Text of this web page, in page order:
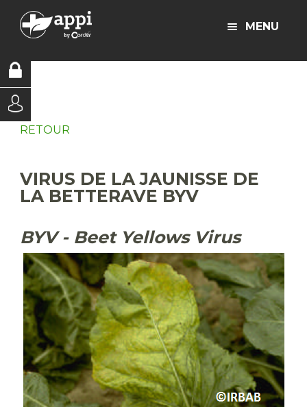
MENU
RETOUR
VIRUS DE LA JAUNISSE DE
LA BETTERAVE BYV
BYV - Beet Yellows Virus